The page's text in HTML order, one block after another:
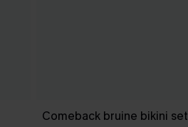
Comeback bruine bikini set